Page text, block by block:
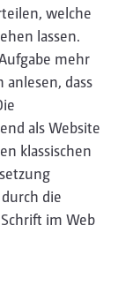
welche
lassen.
mehr
dass
als Website
klassischen
die
im Web